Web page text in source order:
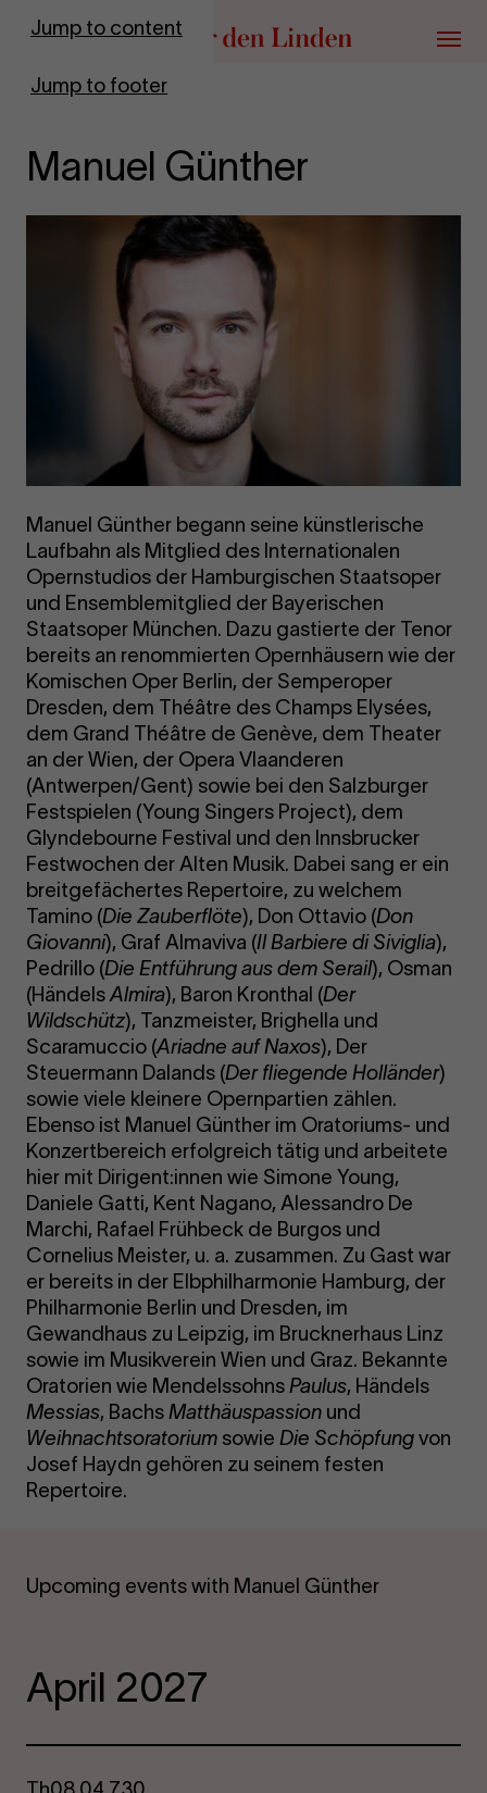
Jump to content
Jump to footer
Go to homepage
Menu
Manuel Günther
Manuel Günther begann seine künstlerische
Laufbahn als Mitglied des Internationalen
Opernstudios der Hamburgischen Staatsoper
und Ensemblemitglied der Bayerischen
Staatsoper München. Dazu gastierte der Tenor
bereits an renommierten Opernhäusern wie der
Komischen Oper Berlin, der Semperoper
Dresden, dem Théâtre des Champs Elysées,
dem Grand Théâtre de Genève, dem Theater
an der Wien, der Opera Vlaanderen
(Antwerpen/Gent) sowie bei den Salzburger
Festspielen (Young Singers Project), dem
Glyndebourne Festival und den Innsbrucker
Festwochen der Alten Musik. Dabei sang er ein
breitgefächertes Repertoire, zu welchem
Tamino (Die Zauberflöte), Don Ottavio (Don
Giovanni), Graf Almaviva (Il Barbiere di Siviglia),
Pedrillo (Die Entführung aus dem Serail), Osman
(HändelsAlmira), Baron Kronthal (Der
Wildschütz), Tanzmeister, Brighella und
Scaramuccio (Ariadne auf Naxos), Der
Steuermann Dalands (Der fliegende Holländer)
sowie viele kleinere Opernpartien zählen.
Ebenso ist Manuel Günther im Oratoriums- und
Konzertbereich erfolgreich tätig und arbeitete
hier mit Dirigent:innen wie Simone Young,
Daniele Gatti, Kent Nagano, Alessandro De
Marchi, Rafael Frühbeck de Burgos und
Cornelius Meister, u. a. zusammen. Zu Gast war
er bereits in der Elbphilharmonie Hamburg, der
Philharmonie Berlin und Dresden, im
Gewandhaus zu Leipzig, im Brucknerhaus Linz
sowie im Musikverein Wien und Graz. Bekannte
Oratorien wie Mendelssohns Paulus, Händels
Messias, Bachs Matthäuspassion und
Weihnachtsoratorium sowie Die Schöpfungvon
Josef Haydn gehören zu seinem festen
Repertoire.
Upcoming events with Manuel Günther
April 2027